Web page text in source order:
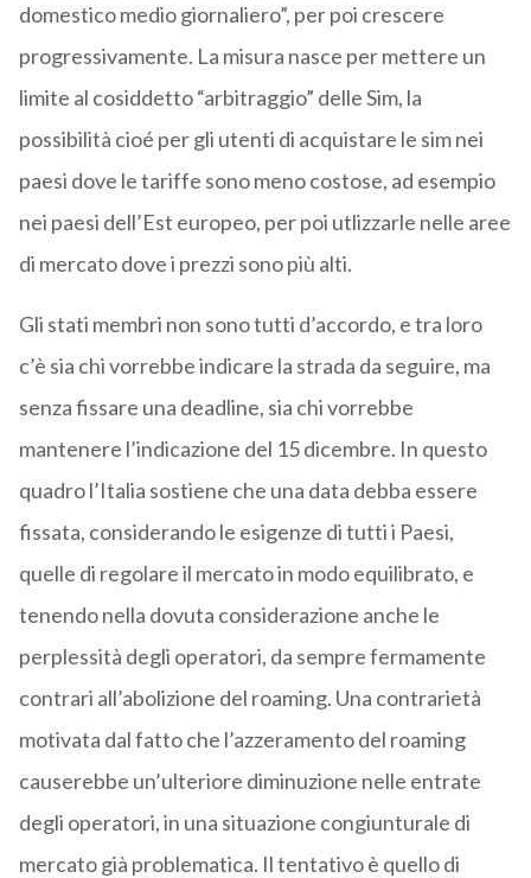
domestico medio giornaliero”, per poi crescere
progressivamente. La misura nasce per mettere un
limite al cosiddetto “arbitraggio” delle Sim, la
possibilità cioé per gli utenti di acquistare le sim nei
paesi dove le tariffe sono meno costose, ad esempio
nei paesi dell’Est europeo, per poi utlizzarle nelle aree
di mercato dove i prezzi sono più alti.
Gli stati membri non sono tutti d’accordo, e tra loro
c’è sia chi vorrebbe indicare la strada da seguire, ma
senza fissare una deadline, sia chi vorrebbe
mantenere l’indicazione del 15 dicembre. In questo
quadro l’Italia sostiene che una data debba essere
fissata, considerando le esigenze di tutti i Paesi,
quelle di regolare il mercato in modo equilibrato, e
tenendo nella dovuta considerazione anche le
perplessità degli operatori, da sempre fermamente
contrari all’abolizione del roaming. Una contrarietà
motivata dal fatto che l’azzeramento del roaming
causerebbe un’ulteriore diminuzione nelle entrate
degli operatori, in una situazione congiunturale di
mercato già problematica. Il tentativo è quello di